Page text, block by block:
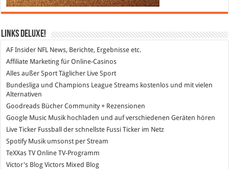
Links DeLuXe!
AF Insider NFL News, Berichte, Ergebnisse etc.
Affiliate Marketing für Online-Casinos
Alles außer Sport Täglicher Live Sport
Bundesliga und Champions League Streams kostenlos und mit vielen
Alternativen
Goodreads Bücher Community + Rezensionen
Google Music Musik hochladen und auf verschiedenen Geräten hören
Live Ticker Fussball
der schnellste Fussi Ticker im Netz
SpotifyMusik umsonst per Stream
TeXXas TVOnline TV-Programm
Victor's Blog Victors Mixed Blog